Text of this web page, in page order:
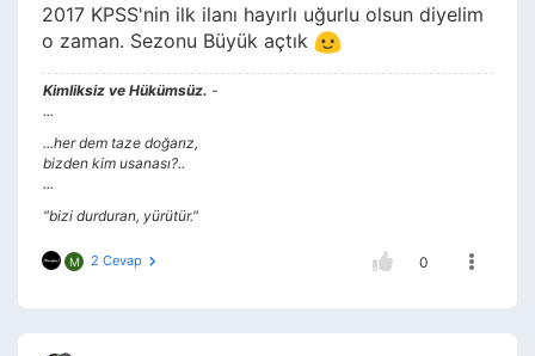
2017 KPSS'nin ilk ilanı hayırlı uğurlu olsun diyelim
o zaman. Sezonu Büyük açtık
Kimliksiz ve Hükümsüz. -
...
...her dem taze doğarız,
bizden kim usanası?..
...
"bizi durduran, yürütür."
M 2 Cevap 0